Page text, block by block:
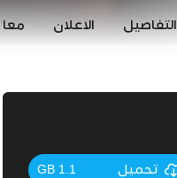
التفاصيل الاعلان
تحميل 1.1 GB